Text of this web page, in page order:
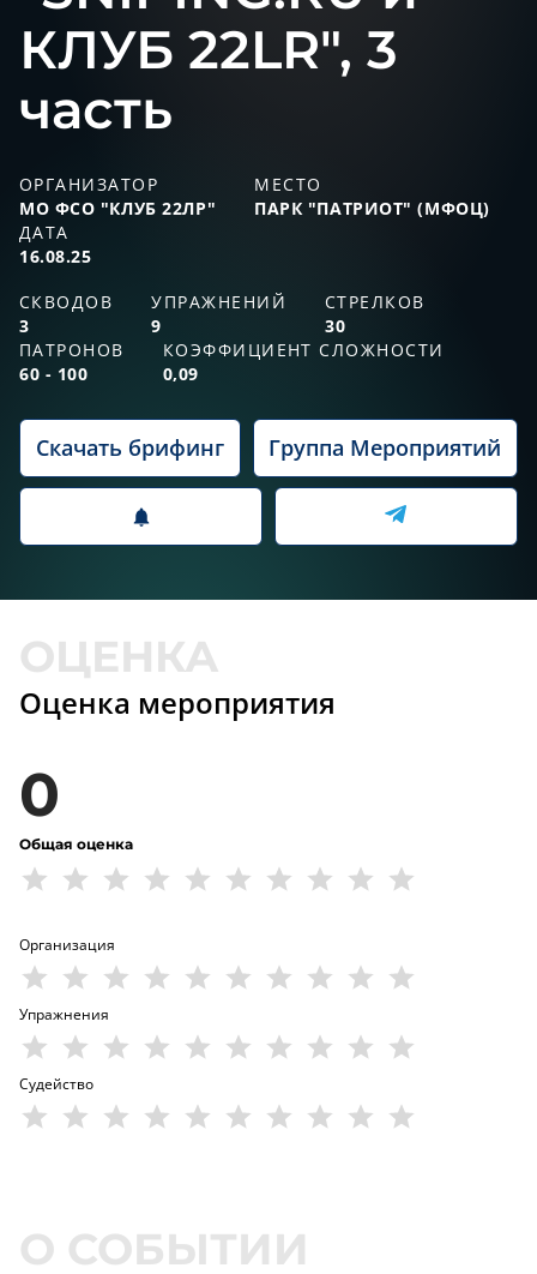
КЛУБ 22LR", 3
часть
ОРГАНИЗАТОР
МО ФСО "КЛУБ 22ЛР"
МЕСТО
ПАРК "ПАТРИОТ" (МФОЦ)
ДАТА
16.08.25
СКВОДОВ
3
УПРАЖНЕНИЙ
9
СТРЕЛКОВ
30
ПАТРОНОВ
60 - 100
КОЭФФИЦИЕНТ СЛОЖНОСТИ
0,09
Скачать брифинг Группа Мероприятий
Оценка мероприятия
0
Общая оценка
Организация
Упражнения
Судейство